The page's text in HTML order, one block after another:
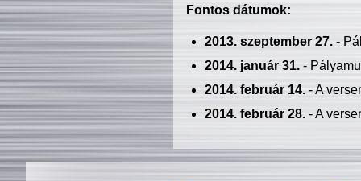
Fontos dátumok:
2013. szeptember 27.-
2014. január 31.-
2014. február 14.- A
2014. február 28.- A